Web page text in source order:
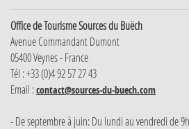
Office de Tourisme Sources du Buëch
Avenue Commandant Dumont
05400 Veynes - France
Tél : +33 (0)4 92 57 27 43
Email :contact@sources-du-buech.com
- De septembre à juin: Du lundi au vendredi de